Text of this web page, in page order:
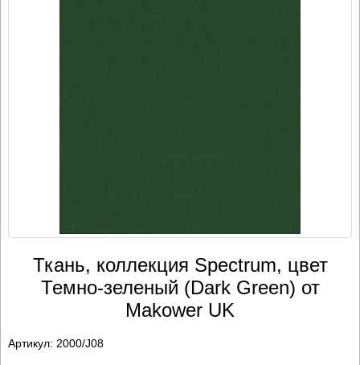
Ткань, коллекция Spectrum, цвет
Темно-зеленый (Dark Green) от
Makower UK
Артикул: 2000/J08